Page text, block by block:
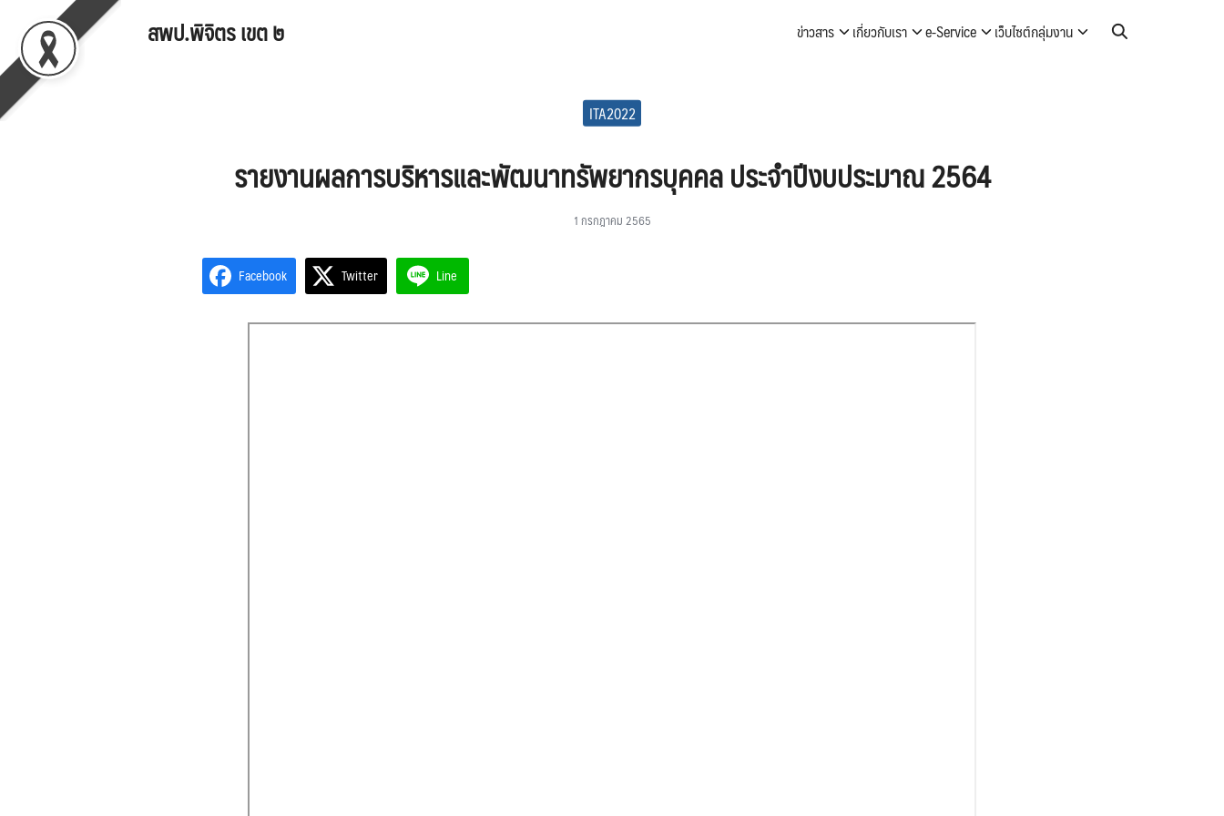
content
สพป.พิจิตร เขต ๒ ข่าวสาร เกี่ยวกับเรา e-Service
เว็บไซต์กลุ่มงาน
ITA2022
รายงานผลการบริหารและพัฒนาทรัพยากรบุคคล ประจำปีงบประมาณ 2564
1 กรกฎาคม 2565
Facebook Twitter Line